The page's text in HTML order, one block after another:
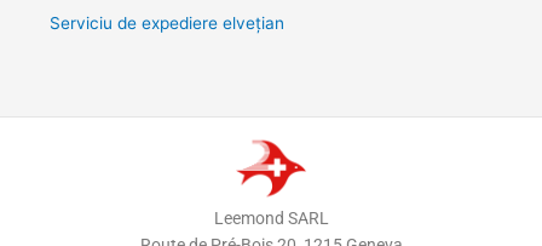
Serviciu de expediere elvețian
Leemond SARL